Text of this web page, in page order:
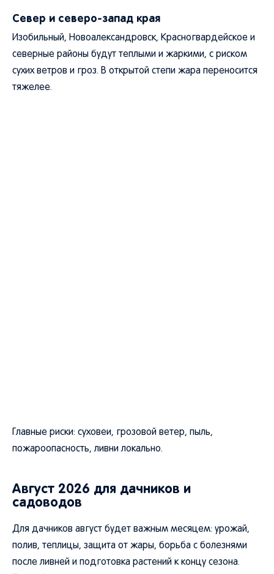
Север и северо-запад края
Изобильный, Новоалександровск, Красногвардейское и
северные районы будут теплыми и жаркими, с риском
сухих ветров и гроз. В открытой степи жара переносится
тяжелее.
Главные риски: суховеи, грозовой ветер, пыль,
пожароопасность, ливни локально.
Август 2026 для дачников и
садоводов
Для дачников август будет важным месяцем: урожай,
полив, теплицы, защита от жары, борьба с болезнями
после ливней и подготовка растений к концу сезона.